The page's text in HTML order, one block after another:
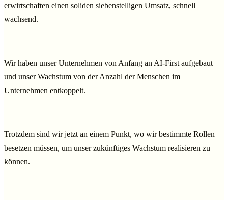
erwirtschaften einen soliden siebenstelligen Umsatz, schnell
wachsend.
Wir haben unser Unternehmen von Anfang an AI-First aufgebaut
und unser Wachstum von der Anzahl der Menschen im
Unternehmen entkoppelt.
Trotzdem sind wir jetzt an einem Punkt, wo wir bestimmte Rollen
besetzen müssen, um unser zukünftiges Wachstum realisieren zu
können.